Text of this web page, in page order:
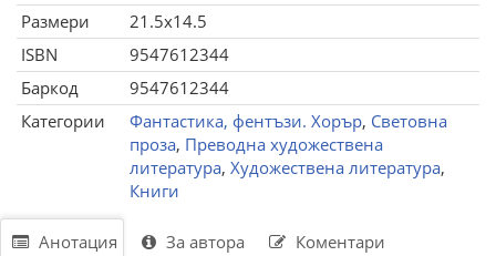
Размери
21.5x14.5
ISBN
9547612344
Баркод
9547612344
Категории
Фантастика, фентъзи. Хорър, Световна
проза, Преводна художествена
литература, Художествена литература,
Книги
Анотация За автора Коментари